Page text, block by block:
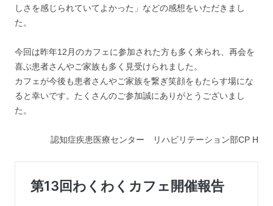
しさを感じられていてよかった」などの感想をいただきまし
た。
今回は昨年12月のカフェに参加された方も多く来られ、再会を
喜ぶ患者さんやご家族も多く見受けられました。
カフェが今後も患者さんやご家族を繋ぎ笑顔をもたらす場にな
ると幸いです。たくさんのご参加誠にありがとうございまし
た。
認知症疾患医療センター リハビリテーション部CP H